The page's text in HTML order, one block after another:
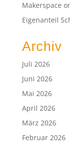
Makerspace
Eigenanteil
Archiv
Juli 2026
Juni 2026
Mai 2026
April 2026
März 2026
Februar 2026